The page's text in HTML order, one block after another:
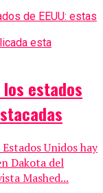
esta
estados
Unidos hay
Dakota del
Mashed...